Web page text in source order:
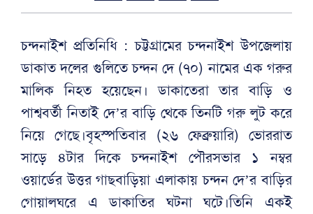
চন্দনাইশ প্রতিনিধি : চট্টগ্রামের চন্দনাইশ উপজেলায়
ডাকাত দলের গুলিতে চন্দন দে (৭০) নামের এক গরুর
মালিক নিহত হয়েছেন। ডাকাতেরা তার বাড়ি ও
পাশ্ববর্তী নিতাই দে’র বাড়ি থেকে তিনটি গরু লুট করে
নিয়ে গেছে।বৃহস্পতিবার (২৬ ফেব্রুয়ারি) ভোররাত
সাড়ে ৪টার দিকে চন্দনাইশ পৌরসভার ১ নম্বর
ওয়ার্ডের উত্তর গাছবাড়িয়া এলাকায় চন্দন দে’র বাড়ির
গোয়ালঘরে এ ডাকাতির ঘটনা ঘটে।তিনি একই